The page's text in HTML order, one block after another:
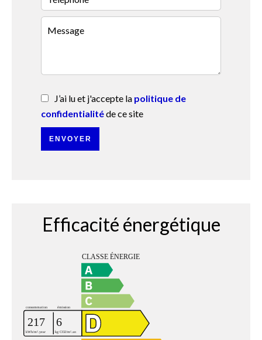
J’ai lu et j'accepte la politique de
confidentialitéde ce site
ENVOYER
Efficacité énergétique